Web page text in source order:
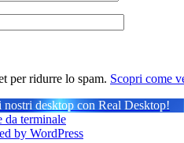
per ridurre lo spam. Scopri come
nostri desktop con Real Desktop!
da terminale
by WordPress